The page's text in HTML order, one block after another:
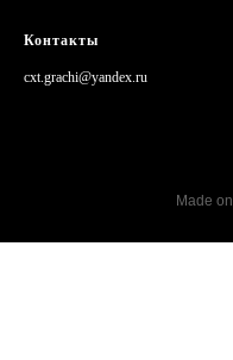
Контакты
cxt.grachi@yandex.ru
Made on